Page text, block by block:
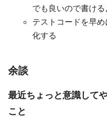
でも良いので書け
テストコードを早
化する
余談
最近ちょっと意識して
こと